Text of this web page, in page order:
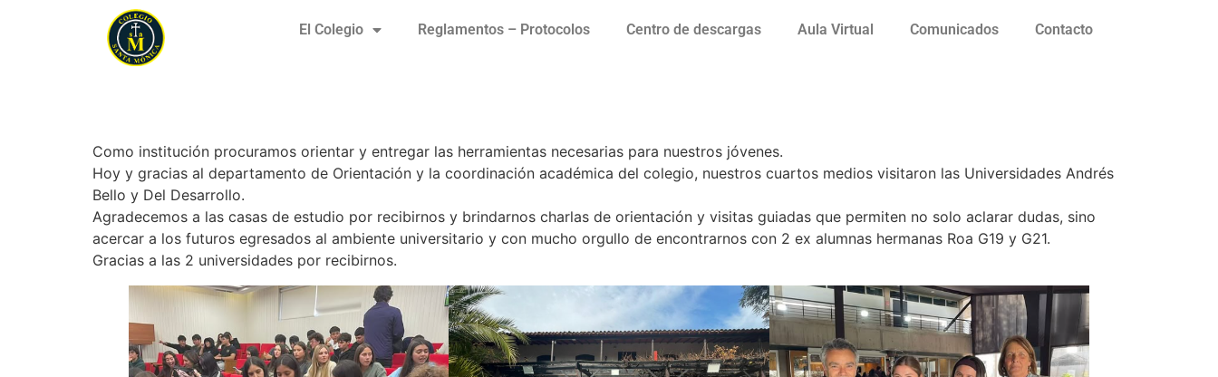
El Colegio Reglamentos – Protocolos Centro de descargas Aula Virtual Comunicados Contacto
Como institución procuramos orientar y entregar las herramientas necesarias para nuestros jóvenes.
Hoy y gracias al departamento de Orientación y la coordinación académica del colegio, nuestros cuartos medios visitaron las Universidades Andrés
Bello y Del Desarrollo.
Agradecemos a las casas de estudio por recibirnos y brindarnos charlas de orientación y visitas guiadas que permiten no solo aclarar dudas, sino
acercar a los futuros egresados al ambiente universitario y con mucho orgullo de encontrarnos con 2 ex alumnas hermanas Roa G19 y G21.
Gracias a las 2 universidades por recibirnos.